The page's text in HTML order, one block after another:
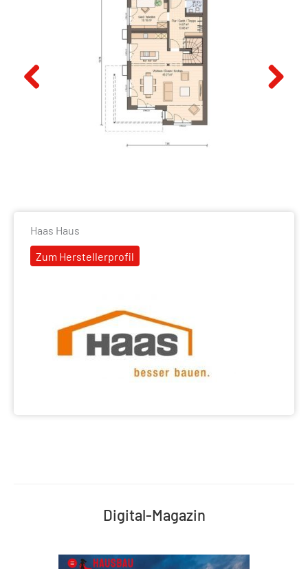
Haas Haus
Zum Herstellerprofil
Digital-Magazin